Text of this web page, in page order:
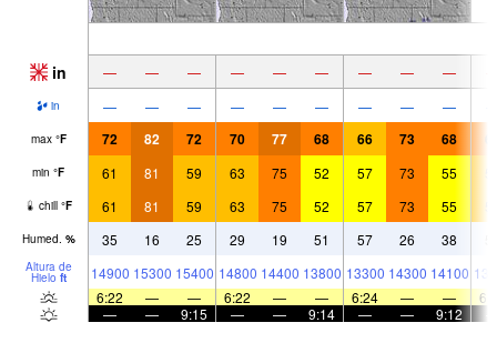
in — — — — — — — — —
in — — — — — — — — —
max °F 72 82 72 70 77 68 66 73 68
min °F 61 81 59 63 75 52 57 73 55
chill °F 61 81 59 63 75 52 57 73 55
Humed. % 35 16 25 29 19 51 57 26 38
Altura de
Hielo ft 14900 15300 15400 14800 14400 13800 13300 14300 14100
6:22
— — 6:22 — — 6:24 — —
—
— 9:15 — — 9:14 — — 9:12